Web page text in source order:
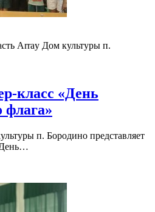
Array Дом культуры п.
класс «День
флага»
п. Бородино представляет